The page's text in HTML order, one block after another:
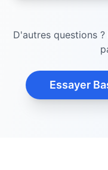
D'autres questions
Essayer